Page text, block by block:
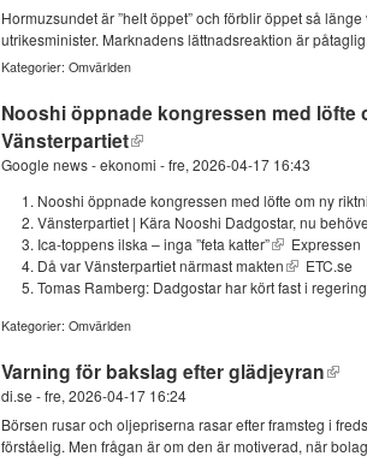
Hormuzsundet är ”helt öppet” och förblir öppet så
utrikesminister. Marknadens lättnadsreaktion är
Kategorier: Omvärlden
Nooshi öppnade kongressen med löfte
Vänsterpartiet
Google news - ekonomi -fre, 2026-04-17 16:43
Nooshi öppnade kongressen med löfte om ny
Vänsterpartiet | Kära Nooshi Dadgostar, nu
Ica-toppens ilska – inga ”feta katter”
Expressen
Då var Vänsterpartiet närmast makten
ETC.se
Tomas Ramberg: Dadgostar har kört fast i
Kategorier: Omvärlden
Varning för bakslag efter glädjeyran
di.se -fre, 2026-04-17 16:24
Börsen rusar och oljepriserna rasar efter framsteg i
förståelig. Men frågan är om den är motiverad, när